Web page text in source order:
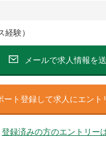
経験）
メールで求人情報を
ート登録して求人にエント
登録済みの方のエントリー